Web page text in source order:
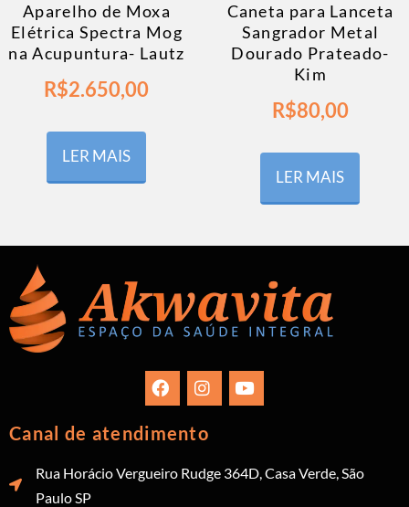
Aparelho de Moxa
Elétrica Spectra Mog
na Acupuntura- Lautz
R$2.650,00
LER MAIS
Caneta para Lanceta
Sangrador Metal
Dourado Prateado-
Kim
R$80,00
LER MAIS
Canal de atendimento
Rua Horácio Vergueiro Rudge 364D, Casa Verde, São
Paulo SP